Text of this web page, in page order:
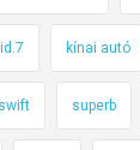
id.7 kínai autó
superb